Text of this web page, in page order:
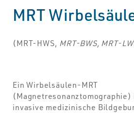
MRT
(MRT-HWS, MRT-BWS, MRT-
Ein Wirbelsäulen-MRT
invasive medizinische